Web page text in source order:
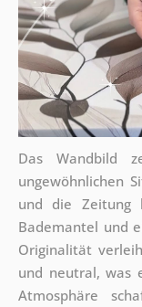
Das Wandbild
ungewöhnlichen
und die Zeitung
Bademantel und
Originalität
und neutral, was
Atmosphäre